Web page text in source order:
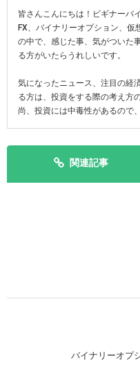
皆さんこんにちは！ビギナーバ
FX、バイナリーオプション、仮
の中で、感じた事、気がついた
る方がいたらうれしいです。
気になったニュース、注目の経
る方は、投資をする際の考え方
尚、投資には中毒性があるので
関連記事
バイナリーオプ
スマホで実践！
パソコンでMT4
オーストラリア